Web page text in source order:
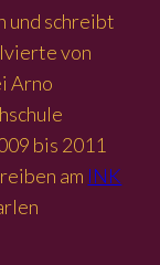
und schreibt
von
Arno
bis 2011
am INK